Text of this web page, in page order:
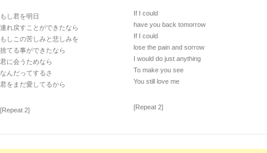
もし君を明日
連れ戻すことができたなら
もしこの苦しみと悲しみを
捨てる事ができたなら
君に会うためなら
なんだってするさ
君をまだ愛してるから
[Repeat 2]
If I could
have you back tomorrow
If I could
lose the pain and sorrow
I would do just anything
To make you see
You still love me
[Repeat 2]